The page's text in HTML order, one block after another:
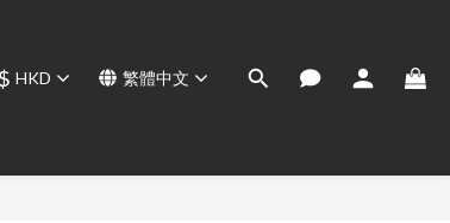
HKD 繁體中文